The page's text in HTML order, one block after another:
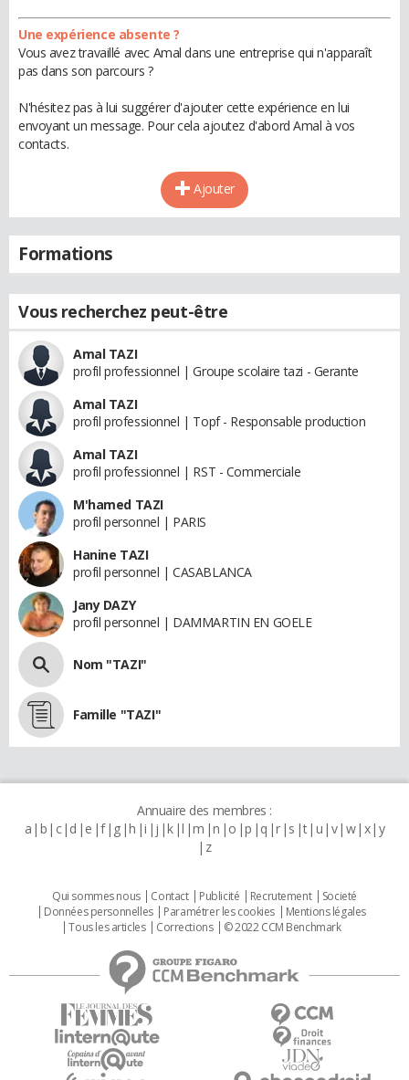
Une expérience absente ?
Vous avez travaillé avec Amal dans une entreprise qui n'apparaît
pas dans son parcours ?
N'hésitez pas à lui suggérer d'ajouter cette expérience en lui
envoyant un message. Pour cela ajoutez d'abord Amal à vos
contacts.
Ajouter
Formations
Vous recherchez peut-être
Amal TAZI
profil professionnel | Groupe scolaire tazi - Gerante
Amal TAZI
profil professionnel | Topf - Responsable production
Amal TAZI
profil professionnel | RST - Commerciale
M'hamed TAZI
profil personnel | PARIS
Hanine TAZI
profil personnel | CASABLANCA
Jany DAZY
profil personnel | DAMMARTIN EN GOELE
Nom "TAZI"
Famille "TAZI"
Annuaire des membres :
a b c d e f g h i j k l m n o p q r s t u v w x y
z
Qui sommes nous Contact Publicité Recrutement
Societé
Données personnelles
Paramétrer les cookies
Mentions légales
Tous les articles
Corrections © 2022 CCM Benchmark